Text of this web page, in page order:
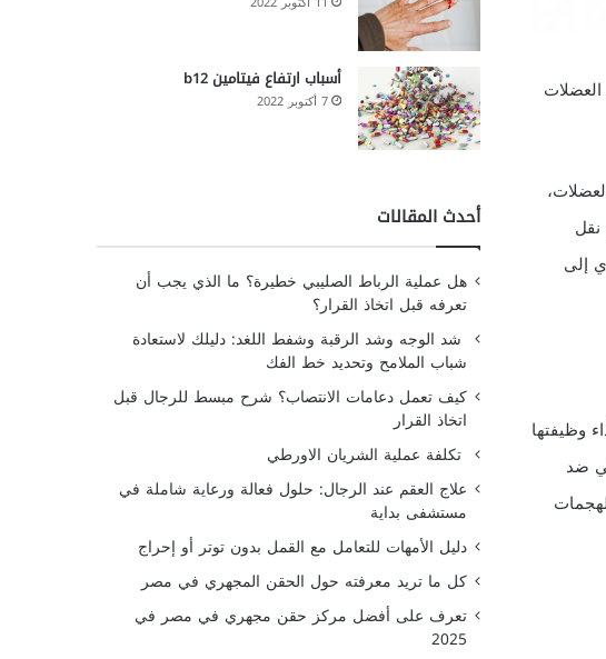
إلى
وظيفتها
ضد
أسباب ارتفاع فيتامين b12
7 أكتوبر 2022
أحدث المقالات
هل عملية الرباط الصليبي خطيرة؟ ما الذي يجب أن
تعرفه قبل اتخاذ القرار؟
شد الوجه وشد الرقبة وشفط اللغد: دليلك لاستعادة
شباب الملامح وتحديد خط الفك
كيف تعمل دعامات الانتصاب؟ شرح مبسط للرجال قبل
اتخاذ القرار
تكلفة عملية الشريان الاورطي
علاج العقم عند الرجال: حلول فعالة ورعاية شاملة في
مستشفى بداية
دليل الأمهات للتعامل مع القمل بدون توتر أو إحراج
كل ما تريد معرفته حول الحقن المجهري في مصر
تعرف على أفضل مركز حقن مجهري في مصر في
2025